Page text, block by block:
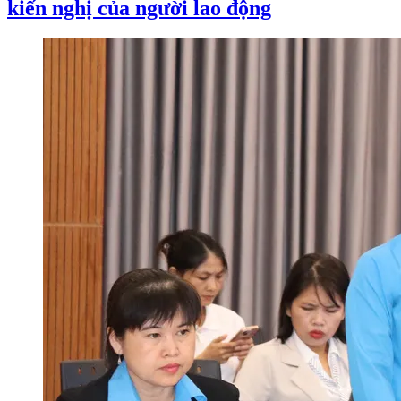
kiến nghị của người lao động